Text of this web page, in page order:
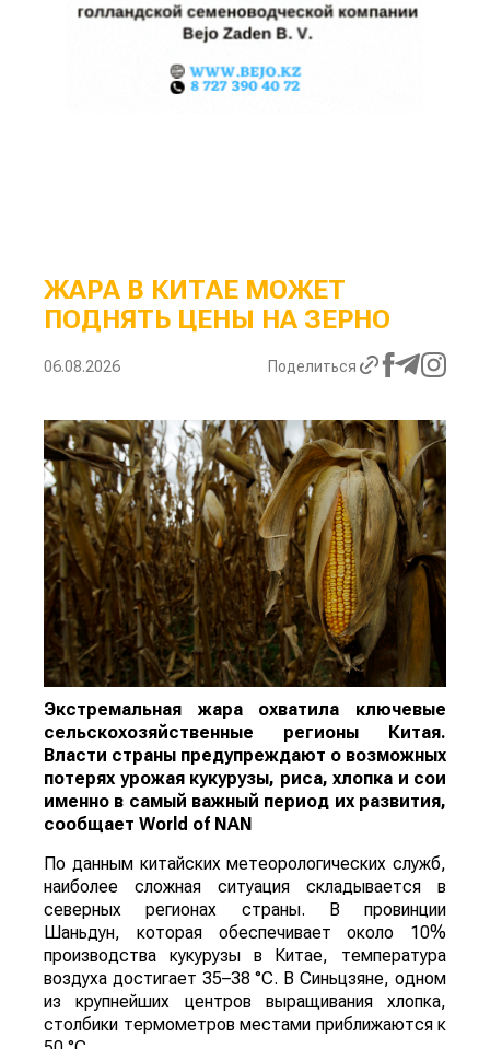
ЖАРА В КИТАЕ МОЖЕТ
ПОДНЯТЬ ЦЕНЫ НА ЗЕРНО
06.08.2026 Поделиться
Экстремальная жара охватила ключевые
сельскохозяйственные регионы Китая.
Власти страны предупреждают о возможных
потерях урожая кукурузы, риса, хлопка и сои
именно в самый важный период их развития,
сообщает World of NAN
По данным китайских метеорологических служб,
наиболее сложная ситуация складывается в
северных регионах страны. В провинции
Шаньдун, которая обеспечивает около 10%
производства кукурузы в Китае, температура
воздуха достигает 35–38 °C. В Синьцзяне, одном
из крупнейших центров выращивания хлопка,
столбики термометров местами приближаются к